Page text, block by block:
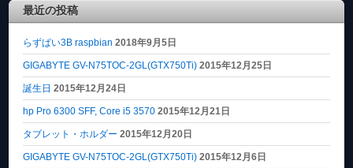
最近の投稿
らずぱい3B raspbian 2018年9月5日
GIGABYTE GV-N75TOC-2GL(GTX750Ti) 2015年12月25日
誕生日 2015年12月24日
hp Pro 6300 SFF, Core i5 3570 2015年12月21日
タブレット・ホルダー 2015年12月20日
GIGABYTE GV-N75TOC-2GL(GTX750Ti) 2015年12月6日